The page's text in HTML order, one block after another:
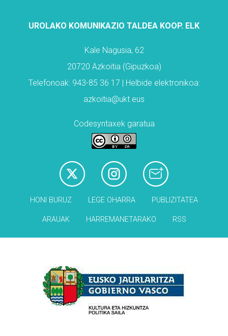
UROLAKO KOMUNIKAZIO TALDEA KOOP. ELK
Kale Nagusia, 62
20720 Azkoitia (Gipuzkoa)
Telefonoak: 943-85 36 17 | Helbide elektronikoa:
azkoitia@ukt.eus
Codesyntaxek garatua
HONI BURUZ LEGE OHARRA PUBLIZITATEA
ARAUAK HARREMANETARAKO RSS